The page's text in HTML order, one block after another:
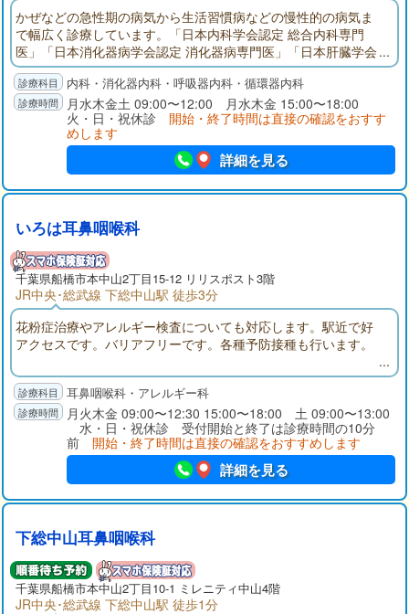
かぜなどの急性期の病気から生活習慣病などの慢性的の病気ま
で幅広く診療しています。「日本内科学会認定 総合内科専門
医」「日本消化器病学会認定 消化器病専門医」「日本肝臓学会
認定 肝臓専門医」として、地域の皆さまに貢献できるよう努力
しています。内科の病気に関して、何でも相談できる地域のク
リニックを目指していますので、お気軽に話をしにいらしてく
内科・消化器内科・呼吸器内科・循環器内科
月水木金土 09:00〜12:00 月水木金 15:00〜18:00
火・日・祝休診 開始・終了時間は直接の確認をおすす
めします
詳細を見る
いろは耳鼻咽喉科
千葉県船橋市本中山2丁目15-12 リリスポスト3階
JR中央･総武線 下総中山駅 徒歩3分
花粉症治療やアレルギー検査についても対応します。駅近で好
アクセスです。バリアフリーです。各種予防接種も行います。
耳鼻咽喉科・アレルギー科
月火木金 09:00〜12:30 15:00〜18:00 土 09:00〜13:00
水・日・祝休診 受付開始と終了は診療時間の10分
前 開始・終了時間は直接の確認をおすすめします
詳細を見る
下総中山耳鼻咽喉科
千葉県船橋市本中山2丁目10-1 ミレニティ中山4階
JR中央･総武線 下総中山駅 徒歩1分